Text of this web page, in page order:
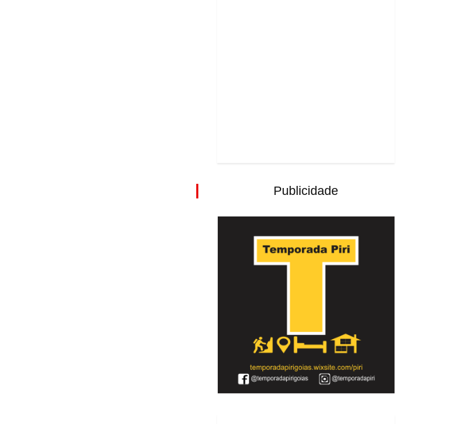
Publicidade